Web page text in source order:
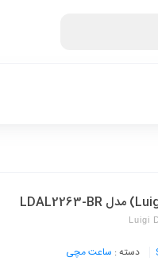
Luigi
دسته : ساعت مچی